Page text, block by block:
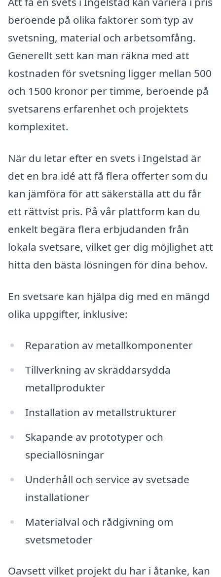
beroende på olika faktorer som typ av
svetsning, material och arbetsomfång.
Generellt sett kan man räkna med att
kostnaden för svetsning ligger mellan 500
och 1500 kronor per timme, beroende på
svetsarens erfarenhet och projektets
komplexitet.
När du letar efter en svets i Ingelstad är
det en bra idé att få flera offerter som du
kan jämföra för att säkerställa att du får
ett rättvist pris. På vår plattform kan du
enkelt begära flera erbjudanden från
lokala svetsare, vilket ger dig möjlighet att
hitta den bästa lösningen för dina behov.
En svetsare kan hjälpa dig med en mängd
olika uppgifter, inklusive:
Reparation av metallkomponenter
Tillverkning av skräddarsydda
metallprodukter
Installation av metallstrukturer
Skapande av prototyper och
speciallösningar
Underhåll och service av svetsade
installationer
Materialval och rådgivning om
svetsmetoder
Oavsett vilket projekt du har i åtanke, kan